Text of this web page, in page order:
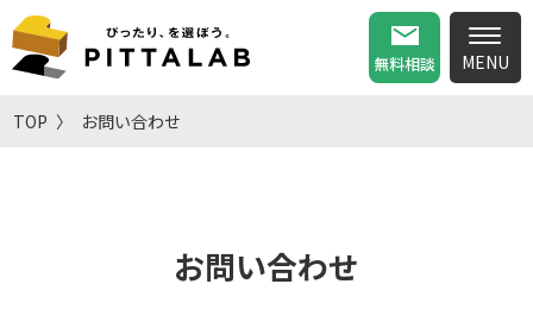
無料相談
TOP お問い合わせ
お問い合わせ